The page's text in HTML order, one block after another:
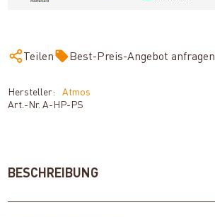
Teilen Best-Preis-Angebot anfragen
Hersteller:
Atmos
Art.-Nr.A-HP-PS
BESCHREIBUNG